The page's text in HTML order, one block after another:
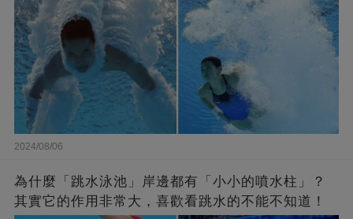
2024/08/06
為什麼「跳水泳池」岸邊都有「小小的噴水柱」？
其實它的作用非常大，喜歡看跳水的不能不知道！